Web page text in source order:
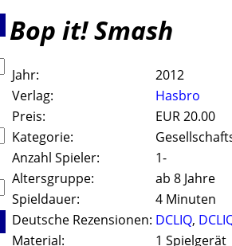
Bop it! Smash
Jahr:
2012
Verlag:
Hasbro
Preis:
EUR 20.00
Kategorie:
Anzahl Spieler:
1-
Altersgruppe:
ab 8 Jahre
Spieldauer:
4 Minuten
Deutsche Rezensionen: DCLIQ,
Material:
1 Spielgerät